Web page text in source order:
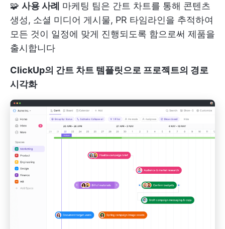
🧩 사용 사례 마케팅 팀은 간트 차트를 통해 콘텐츠
생성, 소셜 미디어 게시물, PR 타임라인을 추적하여
모든 것이 일정에 맞게 진행되도록 함으로써 제품을
출시합니다
ClickUp의 간트 차트 템플릿으로 프로젝트의 경로
시각화